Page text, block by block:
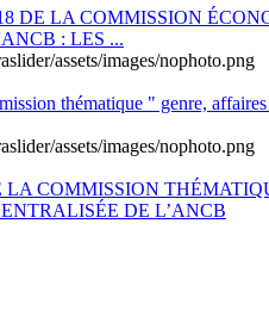
DE LA COMMISSION
: LES ...
thématique " genre,
LA COMMISSION
DE L’ANCB